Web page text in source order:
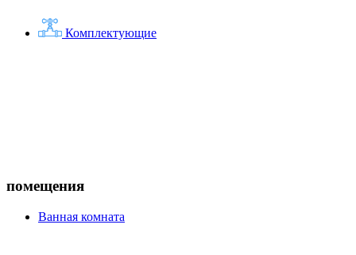
Комплектующие
помещения
Ванная комната